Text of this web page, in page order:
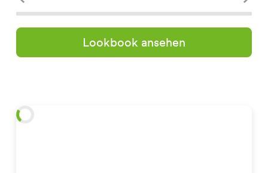
Lookbook ansehen